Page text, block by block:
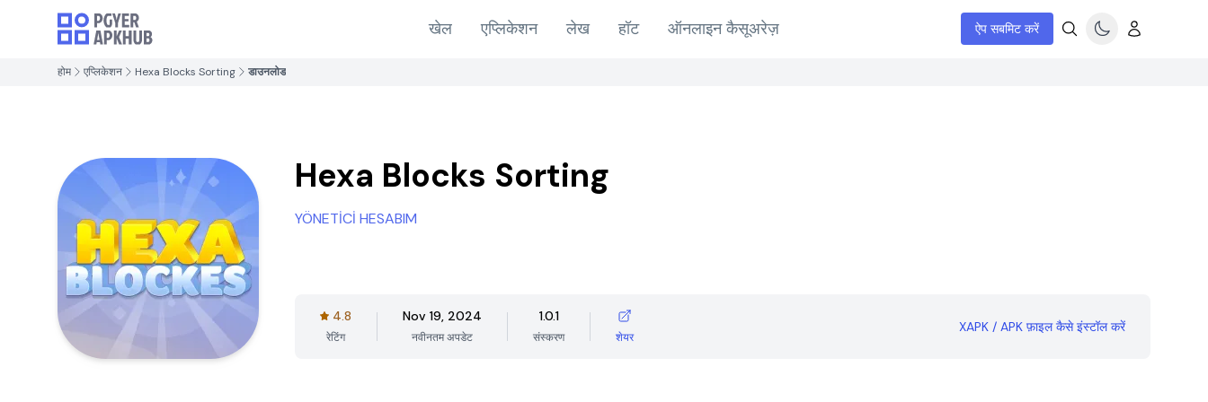
खेल एप्लिकेशन लेख हॉट ऑनलाइन कैसूअरेज़ ऐप सबमिट करें
होम एप्लिकेशन Hexa Blocks Sorting डाउनलोड
Hexa Blocks Sorting
YÖNETİCİ HESABIM
4.8
रेटिंग
Nov 19, 2024
नवीनतम अपडेट
1.0.1
संस्करण शेयर
XAPK / APK फ़ाइल कैसे इंस्टॉल करें